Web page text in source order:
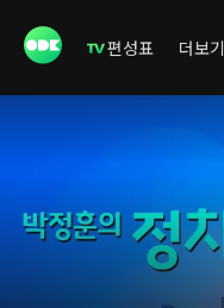
편성표 더보기